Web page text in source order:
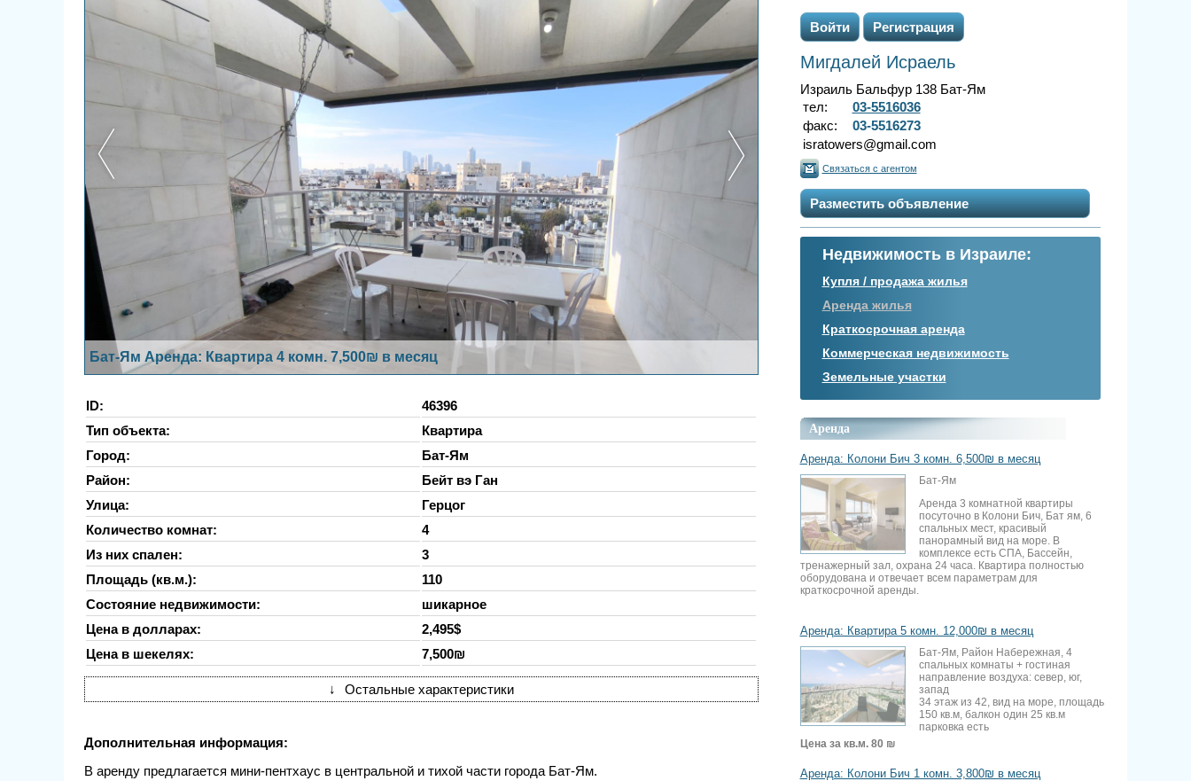
Бат-Ям Аренда: Квартира 4 комн. 7,500₪ в месяц
ID:
46396
Тип объекта:
Квартира
Город:
Бат-Ям
Район:
Бейт вэ Ган
Улица:
Герцог
Количество комнат:
4
Из них спален:
3
Площадь (кв.м.):
110
Состояние недвижимости:
шикарное
Цена в долларах:
2,495$
Цена в шекелях:
7,500₪
↓ Остальные характеристики
Дополнительная информация:
В аренду предлагается мини-пентхаус в центральной и тихой части города Бат-Ям.
Войти Регистрация
Мигдалей Исраель
Израиль Бальфур 138 Бат-Ям
тел:
03-5516036
факс:
03-5516273
isratowers@gmail.com
Связаться с агентом
Разместить объявление
Недвижимость в Израиле:
Купля / продажа жилья
Аренда жилья
Краткосрочная аренда
Коммерческая недвижимость
Земельные участки
Аренда
Аренда: Колони Бич 3 комн. 6,500₪ в месяц
Бат-Ям
Аренда 3 комнатной квартиры
посуточно в Колони Бич, Бат ям, 6
спальных мест, красивый
панорамный вид на море. В
комплексе есть СПА, Бассейн,
тренажерный зал, охрана 24 часа. Квартира полностью
оборудована и отвечает всем параметрам для
краткосрочной аренды.
Аренда: Квартира 5 комн. 12,000₪ в месяц
Бат-Ям, Район Набережная, 4
спальных комнаты + гостиная
направление воздуха: север, юг,
запад
34 этаж из 42, вид на море, площадь
150 кв.м, балкон один 25 кв.м
парковка есть
Цена за кв.м. 80 ₪
Аренда: Колони Бич 1 комн. 3,800₪ в месяц